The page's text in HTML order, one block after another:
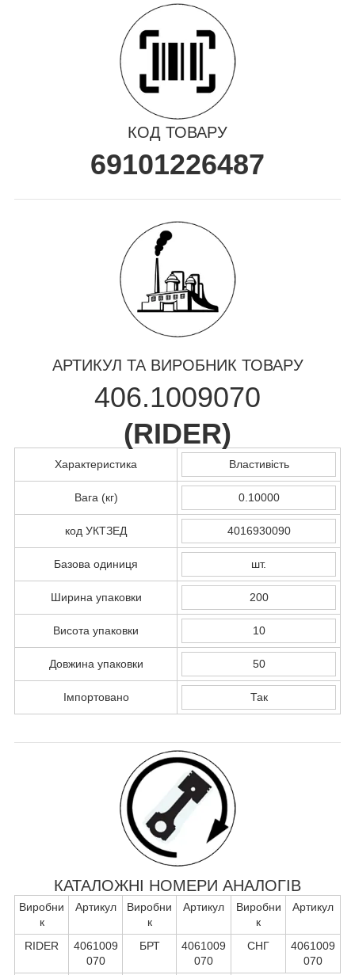
КОД ТОВАРУ
69101226487
АРТИКУЛ ТА ВИРОБНИК ТОВАРУ
406.1009070
(RIDER)
Характеристика Властивість
Вага (кг) 0.10000
код УКТЗЕД 4016930090
Базова одиниця шт.
Ширина упаковки 200
Висота упаковки 10
Довжина упаковки 50
Імпортовано Так
КАТАЛОЖНІ НОМЕРИ АНАЛОГІВ
Виробни
к
Артикул
Виробни
к
Артикул
Виробни
к
Артикул
RIDER
4061009
070
БРТ
4061009
070
СНГ
4061009
070